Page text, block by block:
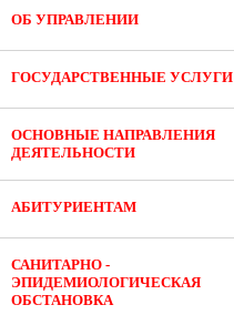
ОБ УПРАВЛЕНИИ
ГОСУДАРСТВЕННЫЕ УСЛУГИ
ОСНОВНЫЕ НАПРАВЛЕНИЯ
ДЕЯТЕЛЬНОСТИ
АБИТУРИЕНТАМ
САНИТАРНО -
ЭПИДЕМИОЛОГИЧЕСКАЯ
ОБСТАНОВКА